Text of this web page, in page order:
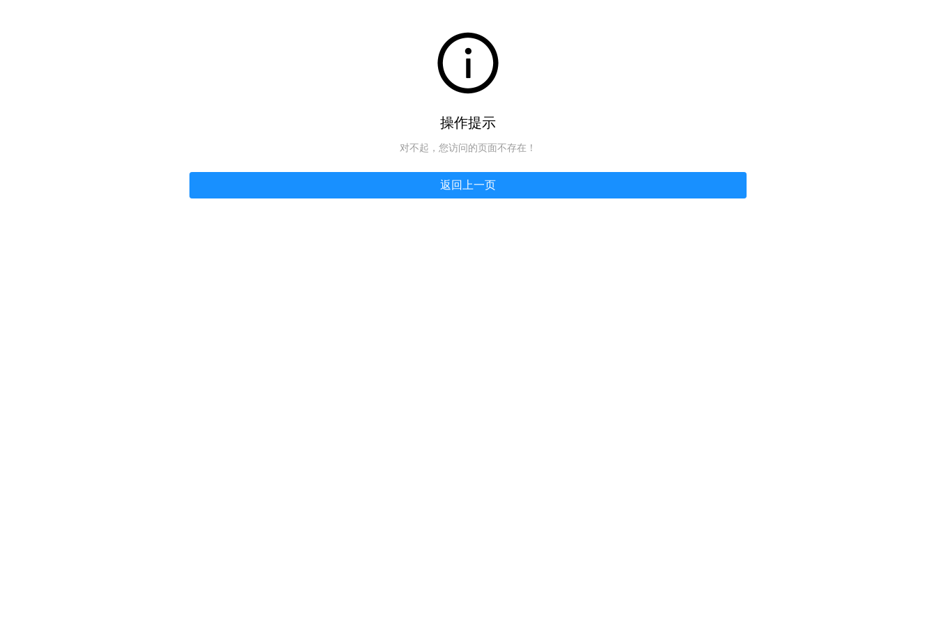
操作提示
对不起，您访问的页面不存在！
返回上一页